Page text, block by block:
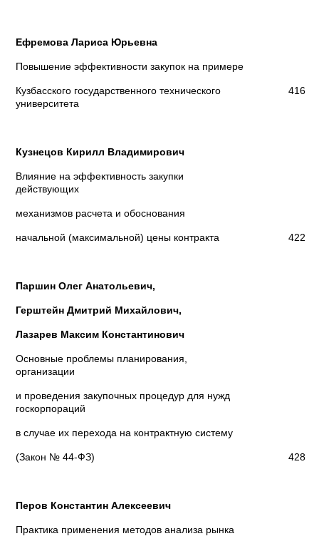
Ефремова Лариса Юрьевна
Повышение эффективности закупок на примере
Кузбасского государственного технического
университета
416
Кузнецов Кирилл Владимирович
Влияние на эффективность закупки
действующих
механизмов расчета и обоснования
начальной (максимальной) цены контракта 422
Паршин Олег Анатольевич,
Герштейн Дмитрий Михайлович,
Лазарев Максим Константинович
Основные проблемы планирования,
организации
и проведения закупочных процедур для нужд
госкорпораций
в случае их перехода на контрактную систему
(Закон № 44-ФЗ) 428
Перов Константин Алексеевич
Практика применения методов анализа рынка